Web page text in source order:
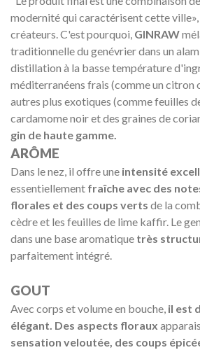
modernité qui caractérisent cette
créateurs. C'est pourquoi, GINRAW
traditionnelle du genévrier dans un
distillation à la basse température
méditerranéens frais (comme un citron
autres plus exotiques (comme feuilles
cardamome noir et des graines de
gin de haute gamme.
ARÔME
Dans le nez, il offre une intensité
essentiellement fraîche avec des
florales et des coups verts de la
cèdre et les feuilles de lime kaffir. Le
dans une base aromatique très
parfaitement intégré.
GOUT
Avec corps et volume en bouche, il est
élégant. Des aspects floraux
sensation veloutée, des coups